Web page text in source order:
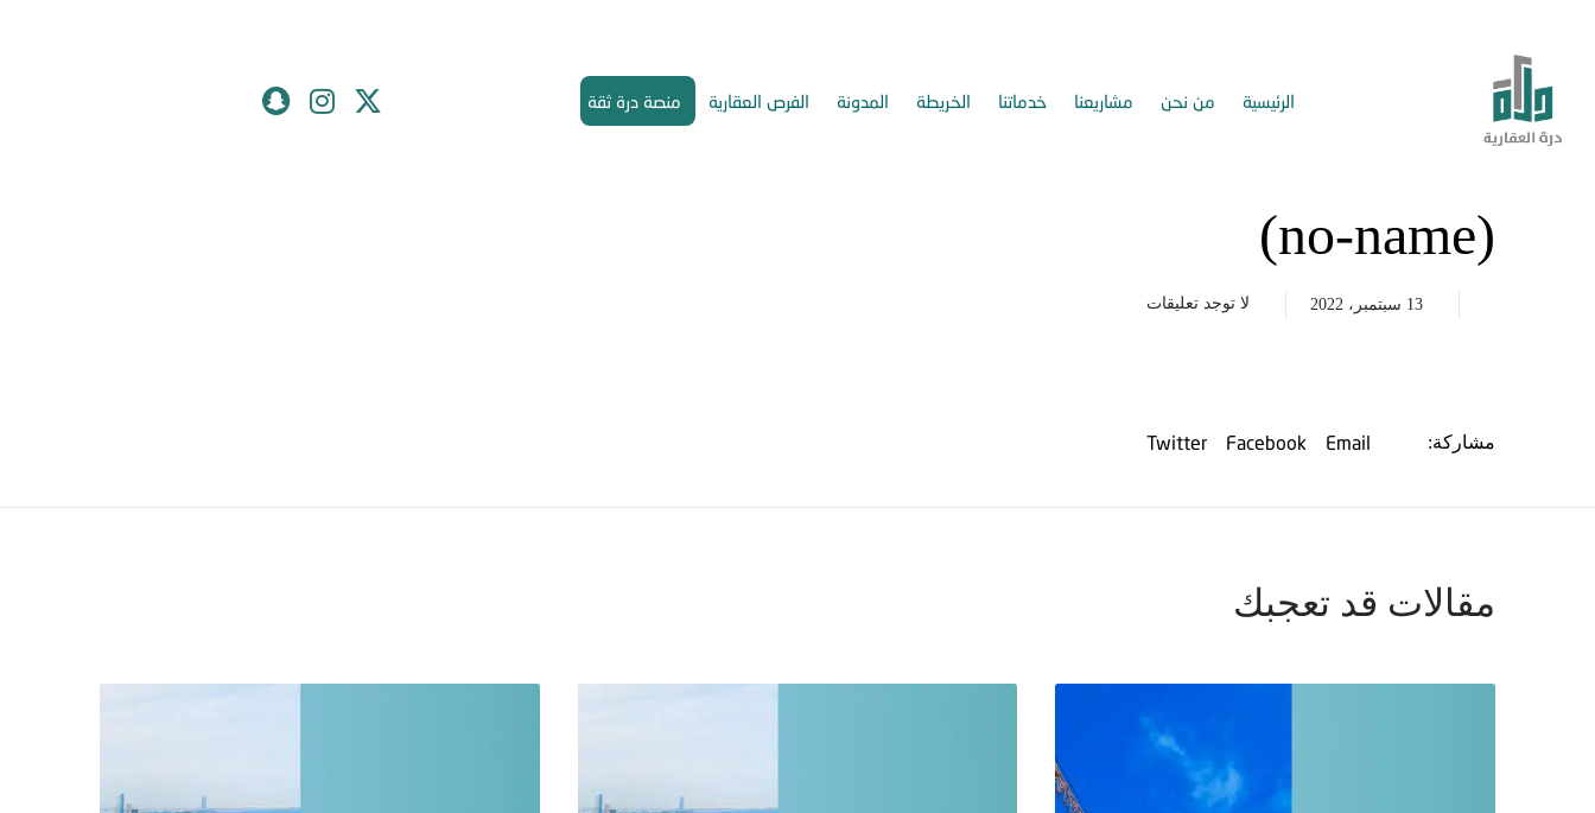
الرئيسية من نحن مشاريعنا خدماتنا الخريطة المدونة الفرص العقارية منصة درة ثقة
(no-name)
13 سبتمبر، 2022 لا توجد تعليقات
مشاركة: Email
Facebook
Twitter
مقالات قد تعجبك